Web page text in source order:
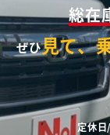
総在
ぜひ見て、
定休